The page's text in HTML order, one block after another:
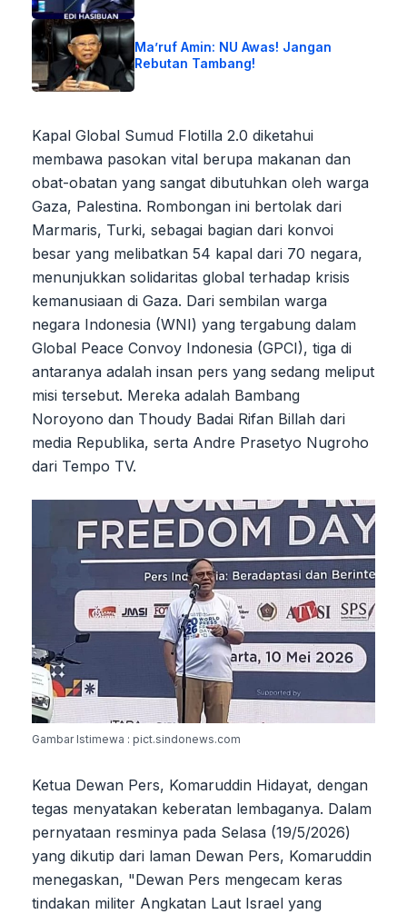
Ma’ruf Amin: NU Awas! Jangan
Rebutan Tambang!
Kapal Global Sumud Flotilla 2.0 diketahui
membawa pasokan vital berupa makanan dan
obat-obatan yang sangat dibutuhkan oleh warga
Gaza, Palestina. Rombongan ini bertolak dari
Marmaris, Turki, sebagai bagian dari konvoi
besar yang melibatkan 54 kapal dari 70 negara,
menunjukkan solidaritas global terhadap krisis
kemanusiaan di Gaza. Dari sembilan warga
negara Indonesia (WNI) yang tergabung dalam
Global Peace Convoy Indonesia (GPCI), tiga di
antaranya adalah insan pers yang sedang meliput
misi tersebut. Mereka adalah Bambang
Noroyono dan Thoudy Badai Rifan Billah dari
media Republika, serta Andre Prasetyo Nugroho
dari Tempo TV.
Gambar Istimewa : pict.sindonews.com
Ketua Dewan Pers, Komaruddin Hidayat, dengan
tegas menyatakan keberatan lembaganya. Dalam
pernyataan resminya pada Selasa (19/5/2026)
yang dikutip dari laman Dewan Pers, Komaruddin
menegaskan, "Dewan Pers mengecam keras
tindakan militer Angkatan Laut Israel yang